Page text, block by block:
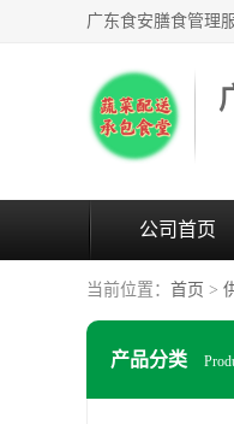
公司首页
当前位置： 首页 >
产品分类